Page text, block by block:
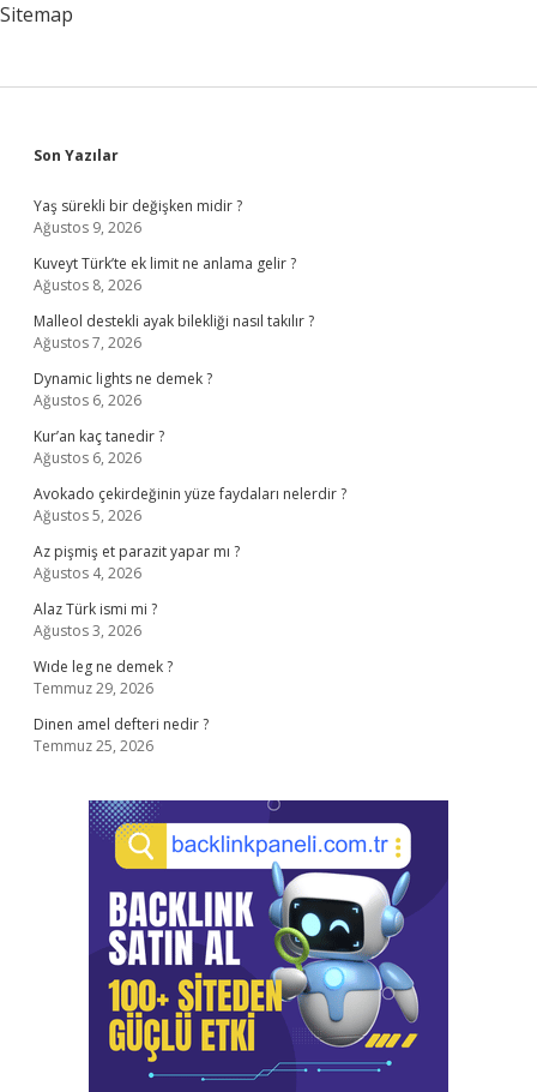
Sitemap
Sidebar
Son Yazılar
Yaş sürekli bir değişken midir ?
Ağustos 9, 2026
Kuveyt Türk’te ek limit ne anlama gelir ?
Ağustos 8, 2026
Malleol destekli ayak bilekliği nasıl takılır ?
Ağustos 7, 2026
Dynamic lights ne demek ?
Ağustos 6, 2026
Kur’an kaç tanedir ?
Ağustos 6, 2026
Avokado çekirdeğinin yüze faydaları nelerdir ?
Ağustos 5, 2026
Az pişmiş et parazit yapar mı ?
Ağustos 4, 2026
Alaz Türk ismi mi ?
Ağustos 3, 2026
Wıde leg ne demek ?
Temmuz 29, 2026
Dinen amel defteri nedir ?
Temmuz 25, 2026